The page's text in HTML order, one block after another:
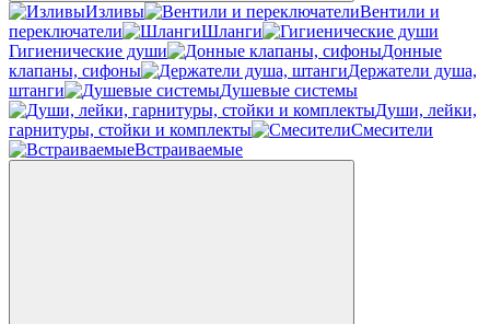
Изливы
Вентили и
переключатели
Шланги
Гигиенические души
Донные
клапаны, сифоны
Держатели душа,
штанги
Душевые системы
Души, лейки,
гарнитуры, стойки и комплекты
Смесители
Встраиваемые